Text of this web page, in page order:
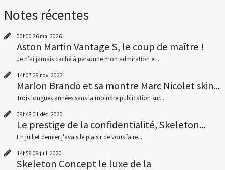
Notes récentes
00h00 26 mai 2026
Aston Martin Vantage S, le coup de maître !
Je n’ai jamais caché à personne mon admiration et...
14h07 28 nov. 2023
Marlon Brando et sa montre Marc Nicolet skin...
Trois longues années sans la moindre publication sur...
09h48 01 déc. 2020
Le prestige de la confidentialité, Skeleton...
En juillet dernier j'avais le plaisir de vous faire...
14h59 08 juil. 2020
Skeleton Concept le luxe de la